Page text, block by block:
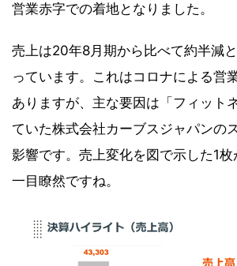
営業赤字での着地となりました。
売上は20年8月期から比べて約半減
っています。これはコロナによる営
ありますが、主な要因は「フィット
ていた株式会社カーブスジャパンの
影響です。売上変化を図で示した1枚
一目瞭然ですね。